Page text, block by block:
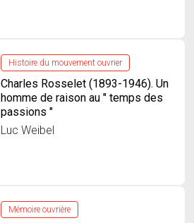
Histoire du mouvement ouvrier
Charles Rosselet (1893-1946). Un
homme de raison au " temps des
passions "
Luc Weibel
Mémoire ouvrière